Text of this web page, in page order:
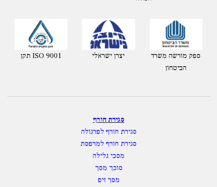
תקן ISO 9001 יצרן ישראלי
ספק מורשה משרד
הביטחון
סגירת חורף לפרגולה
סגירת חורף למרפסת
מסכי גלילה
סוכך מסך
מסך זיפ